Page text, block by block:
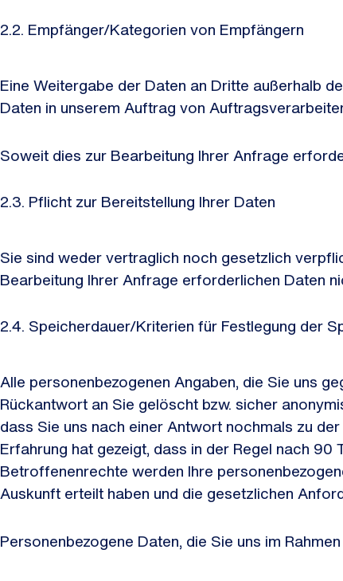
2.2. Empfänger/Kategorien von Empfängern
Eine Weitergabe der Daten an Dritte außerhalb
Daten in unserem Auftrag von
Soweit dies zur Bearbeitung Ihrer Anfrage
2.3. Pflicht zur Bereitstellung Ihrer Daten
Sie sind weder vertraglich noch gesetzlich
Bearbeitung Ihrer Anfrage erforderlichen Daten
2.4. Speicherdauer/Kriterien für Festlegung der
Alle personenbezogenen Angaben, die Sie uns
Rückantwort an Sie gelöscht bzw. sicher
dass Sie uns nach einer Antwort nochmals zu
Erfahrung hat gezeigt, dass in der Regel nach
Betroffenenrechte werden Ihre
Auskunft erteilt haben und die gesetzlichen
Personenbezogene Daten, die Sie uns im